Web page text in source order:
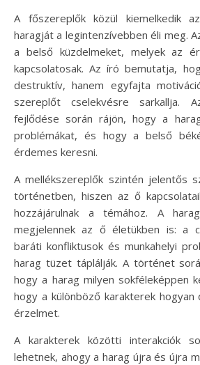
A főszereplők közül kiemelkedik
haragját a legintenzívebben éli meg.
a belső küzdelmeket, melyek az
kapcsolatosak. Az író bemutatja,
destruktív, hanem egyfajta
szereplőt cselekvésre sarkallja.
fejlődése során rájön, hogy a
problémákat, és hogy a belső
érdemes keresni.
A mellékszereplők szintén jelentős
történetben, hiszen az ő
hozzájárulnak a témához. A
megjelennek az ő életükben is: a
baráti konfliktusok és munkahelyi
harag tüzet táplálják. A történet
hogy a harag milyen sokféleképpen
hogy a különböző karakterek
érzelmet.
A karakterek közötti interakciók
lehetnek, ahogy a harag újra és újra